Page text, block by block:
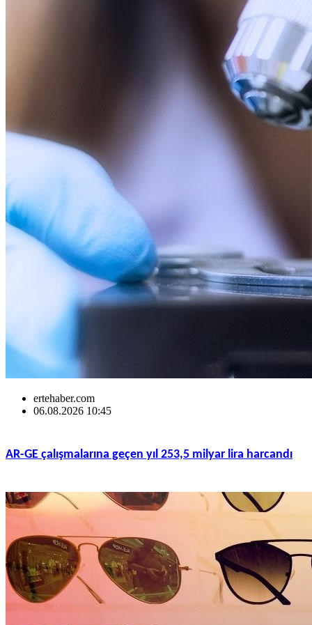
ertehaber.com
06.08.2026 10:45
AR-GE çalışmalarına geçen yıl 253,5 milyar lira harcandı